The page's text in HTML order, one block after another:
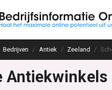
Bedrijven Antiek Zeeland
Antiekwinkels